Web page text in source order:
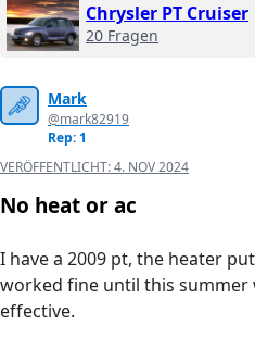
Chrysler PT Cruiser
20 Fragen
Mark
@mark82919
Rep: 1
VERÖFFENTLICHT:4. NOV 2024
No heat or ac
I have a 2009 pt, the heater
worked fine until this summer
effective.